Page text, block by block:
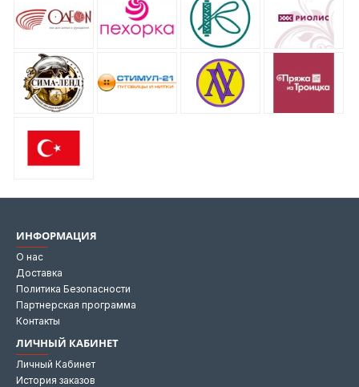
ИНФОРМАЦИЯ
О нас
Доставка
Политика Безопасности
Партнерская программа
Контакты
ЛИЧНЫЙ КАБИНЕТ
Личный Кабинет
История заказов